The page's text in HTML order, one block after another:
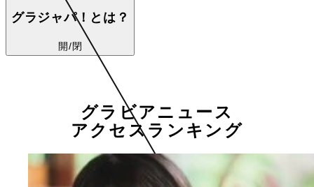
グラジャパ！とは？
開/閉
グラビアニュース
アクセスランキング